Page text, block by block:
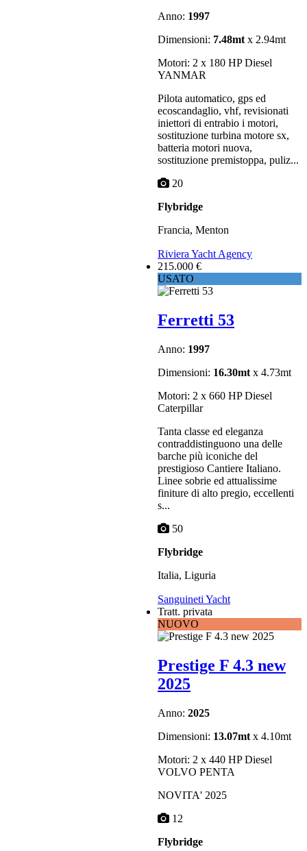
Anno: 1997
Dimensioni: 7.48mt x 2.94mt
Motori: 2 x 180 HP Diesel
YANMAR
Pilota automatico, gps ed
ecoscandaglio, vhf, revisionati
iniettori di entrabio i motori,
sostituzione turbina motore sx,
batteria motori nuova,
sostituzione premistoppa, puliz...
20
Flybridge
Francia, Menton
Riviera Yacht Agency
215.000 €
USATO
Ferretti 53
Anno: 1997
Dimensioni: 16.30mt x 4.73mt
Motori: 2 x 660 HP Diesel
Caterpillar
Tanta classe ed eleganza
contraddistinguono una delle
barche più iconiche del
prestigioso Cantiere Italiano.
Linee sobrie ed attualissime
finiture di alto pregio, eccellenti
s...
50
Flybridge
Italia, Liguria
Sanguineti Yacht
Tratt. privata
NUOVO
Prestige F 4.3 new
2025
Anno: 2025
Dimensioni: 13.07mt x 4.10mt
Motori: 2 x 440 HP Diesel
VOLVO PENTA
NOVITA' 2025
12
Flybridge